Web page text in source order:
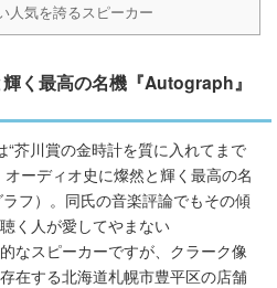
人気を誇るスピーカー
く最高の名機『Autograph』
芥川賞の金時計を質に入れてまで
ーディオ史に燦然と輝く最高の名
フ）。同氏の音楽評論でもその傾
く人が愛してやまない
なスピーカーですが、クラーク像
在する北海道札幌市豊平区の店舗